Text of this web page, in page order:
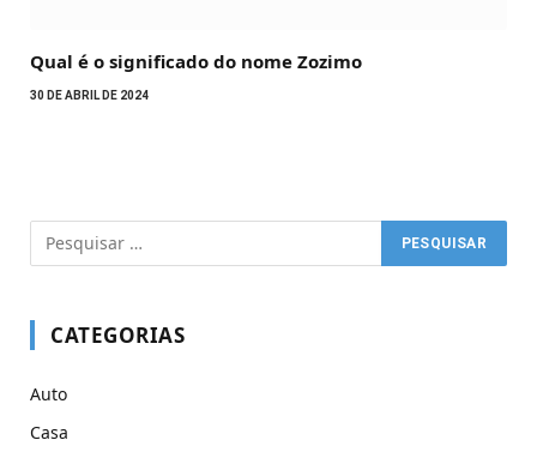
Qual é o significado do nome Zozimo
30 DE ABRIL DE 2024
CATEGORIAS
Auto
Casa